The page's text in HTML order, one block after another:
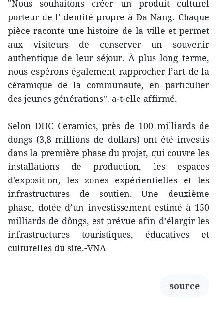
''Nous souhaitons créer un produit culturel
porteur de l’identité propre à Da Nang. Chaque
pièce raconte une histoire de la ville et permet
aux visiteurs de conserver un souvenir
authentique de leur séjour. À plus long terme,
nous espérons également rapprocher l’art de la
céramique de la communauté, en particulier
des jeunes générations'', a-t-elle affirmé.
Selon DHC Ceramics, près de 100 milliards de
dongs (3,8 millions de dollars) ont été investis
dans la première phase du projet, qui couvre les
installations de production, les espaces
d'exposition, les zones expérientielles et les
infrastructures de soutien. Une deuxième
phase, dotée d’un investissement estimé à 150
milliards de dôngs, est prévue afin d’élargir les
infrastructures touristiques, éducatives et
culturelles du site.-VNA
source